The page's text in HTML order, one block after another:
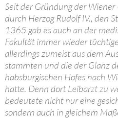
Seit der Gründung der
durch Herzog Rudolf IV., den
1365 gab es auch an der
Fakultät immer wieder
allerdings zumeist aus dem
stammten und die der Glanz
habsburgischen Hofes nach
hatte. Denn dort Leibarzt zu
bedeutete nicht nur eine
sondern auch in gleichem